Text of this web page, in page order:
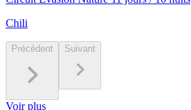
Chili
Précédent Suivant
Voir plus